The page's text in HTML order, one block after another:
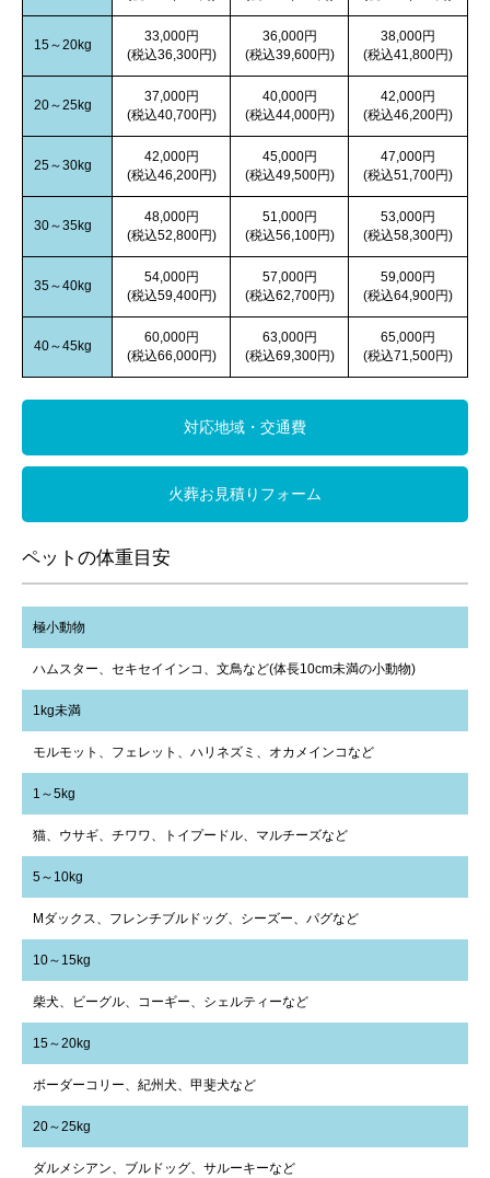
15～20kg
33,000円
(税込36,300円)
36,000円
(税込39,600円)
38,000円
(税込41,800円)
20～25kg
37,000円
(税込40,700円)
40,000円
(税込44,000円)
42,000円
(税込46,200円)
25～30kg
42,000円
(税込46,200円)
45,000円
(税込49,500円)
47,000円
(税込51,700円)
30～35kg
48,000円
(税込52,800円)
51,000円
(税込56,100円)
53,000円
(税込58,300円)
35～40kg
54,000円
(税込59,400円)
57,000円
(税込62,700円)
59,000円
(税込64,900円)
40～45kg
60,000円
(税込66,000円)
63,000円
(税込69,300円)
65,000円
(税込71,500円)
対応地域・交通費
火葬お見積りフォーム
ペットの体重目安
極小動物
ハムスター、セキセイインコ、文鳥など(体長10cm未満の小動物)
1kg未満
モルモット、フェレット、ハリネズミ、オカメインコなど
1～5kg
猫、ウサギ、チワワ、トイプードル、マルチーズなど
5～10kg
Mダックス、フレンチブルドッグ、シーズー、パグなど
10～15kg
柴犬、ビーグル、コーギー、シェルティーなど
15～20kg
ボーダーコリー、紀州犬、甲斐犬など
20～25kg
ダルメシアン、ブルドッグ、サルーキーなど